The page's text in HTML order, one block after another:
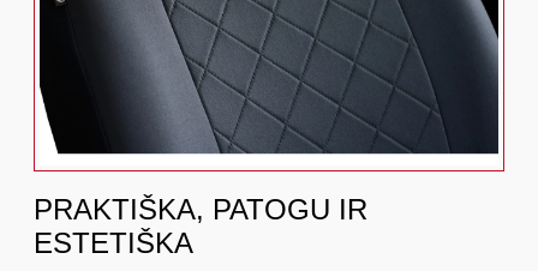
PRAKTIŠKA, PATOGU IR
ESTETIŠKA